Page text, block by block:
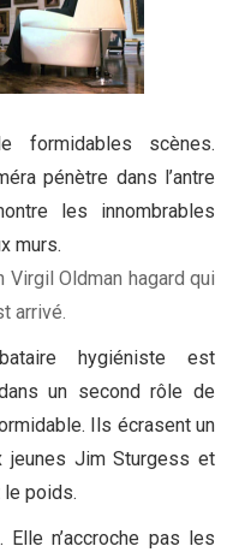
formidables scènes.
pénètre dans l’antre
les innombrables
murs.
Virgil Oldman hagard qui
arrivé.
hygiéniste est
un second rôle de
Ils écrasent un
jeunes Jim Sturgess et
poids.
. Elle n’accroche pas les